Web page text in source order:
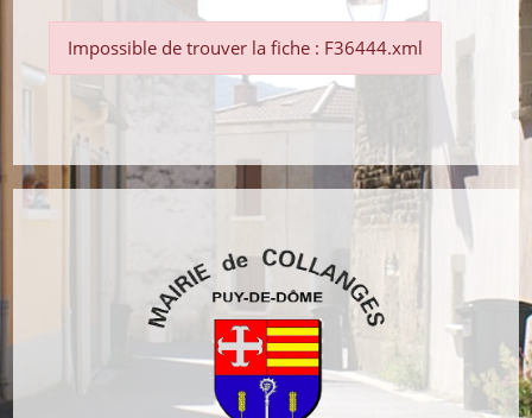
Impossible de trouver la fiche : F36444.xml